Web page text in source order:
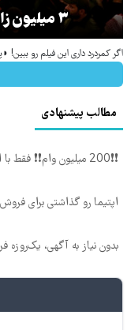
۳ میلیون زائر اربعین به کشور بازگشتند
اگر کمردرد داری این فیلم رو
مطالب پیشنهادی
❗❗200 میلیون وام❗❗ فقط با احراز هویت
اپتیما رو گذاشتی برای
بدون نیاز به آگهی، یک‌روزه